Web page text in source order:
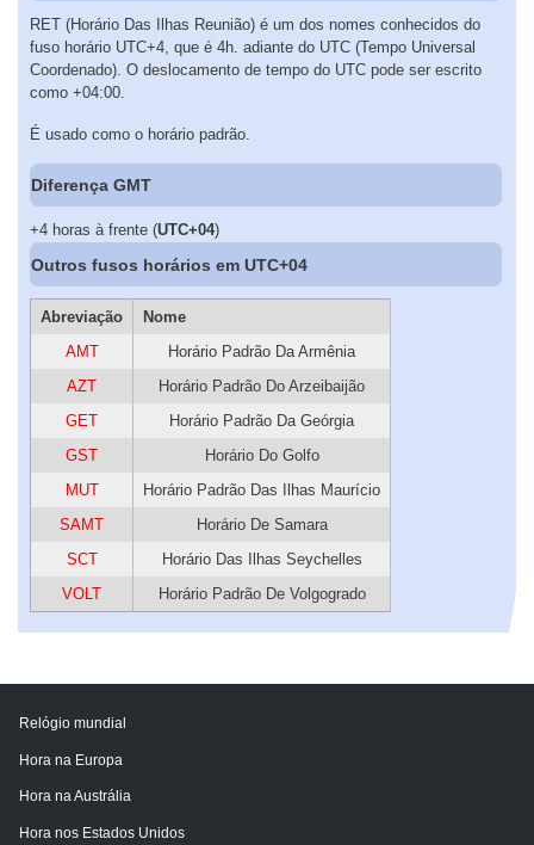
RET (Horário Das Ilhas Reunião) é um dos nomes conhecidos do
fuso horário UTC+4, que é 4h. adiante do UTC (Tempo Universal
Coordenado). O deslocamento de tempo do UTC pode ser escrito
como +04:00.
É usado como o horário padrão.
Diferença GMT
+4 horas à frente (UTC+04)
Outros fusos horários em UTC+04
Abreviação
Nome
AMT
Horário Padrão Da Armênia
AZT
Horário Padrão Do Arzeibaijão
GET
Horário Padrão Da Geórgia
GST
Horário Do Golfo
MUT
Horário Padrão Das Ilhas Maurício
SAMT
Horário De Samara
SCT
Horário Das Ilhas Seychelles
VOLT
Horário Padrão De Volgogrado
Relógio mundial
Hora na Europa
Hora na Austrália
Hora nos Estados Unidos